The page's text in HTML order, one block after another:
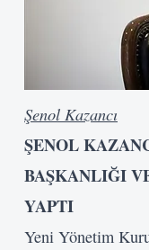
Şenol Kazancı
ŞENOL
BAŞKANLIĞI
YAPTI
Yeni Yönetim